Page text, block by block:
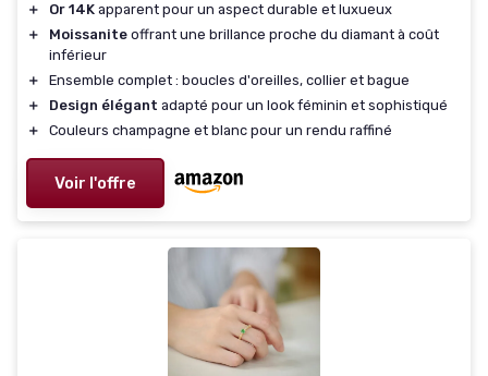
＋ Or 14K apparent pour un aspect durable et luxueux
＋
Moissanite offrant une brillance proche du diamant à coût
inférieur
＋
Ensemble complet : boucles d'oreilles, collier et bague
＋
Design élégant adapté pour un look féminin et sophistiqué
＋
Couleurs champagne et blanc pour un rendu raffiné
Voir l'offre